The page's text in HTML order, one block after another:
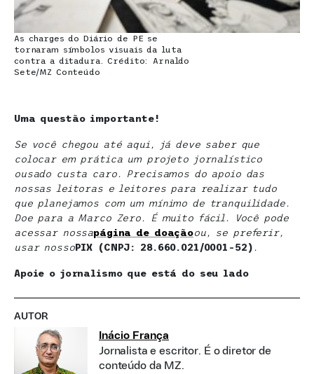
As charges do Diário de PE se
tornaram símbolos visuais da luta
contra a ditadura. Crédito: Arnaldo
Sete/MZ Conteúdo
Uma questão importante!
Se você chegou até aqui, já deve saber que
colocar em prática um projeto jornalístico
ousado custa caro. Precisamos do apoio das
nossas leitoras e leitores para realizar tudo
que planejamos com um mínimo de tranquilidade.
Doe para a Marco Zero. É muito fácil. Você pode
acessar nossapágina de doaçãoou, se preferir,
usar nossoPIX (CNPJ: 28.660.021/0001-52) .
Apoie o jornalismo que está do seu lado
AUTOR
Inácio França
Jornalista e escritor. É o diretor de
conteúdo da MZ.